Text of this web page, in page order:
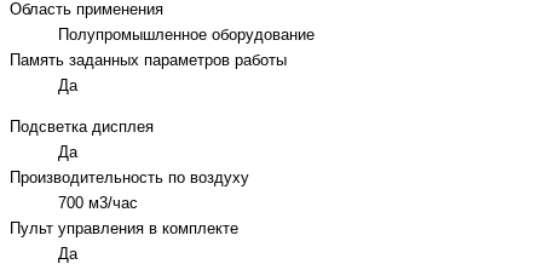
Область применения
Полупромышленное оборудование
Память заданных параметров работы
Да
Подсветка дисплея
Да
Производительность по воздуху
700 м3/час
Пульт управления в комплекте
Да